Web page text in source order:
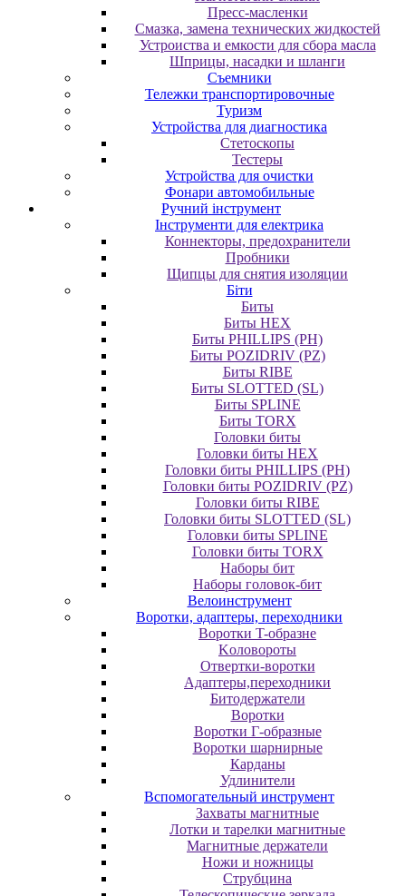
Пресс-масленки
Смазка, замена технических жидкостей
Устроиства и емкости для сбора масла
Шприцы, насадки и шланги
Съемники
Тележки транспортировочные
Туризм
Устройства для диагностика
Стетоскопы
Тестеры
Устройства для очистки
Фонари автомобильные
Ручний інструмент
Інструменти для електрика
Коннекторы, предохранители
Пробники
Щипцы для снятия изоляции
Біти
Биты
Биты HEX
Биты PHILLIPS (PH)
Биты POZIDRIV (PZ)
Биты RIBE
Биты SLOTTED (SL)
Биты SPLINE
Биты TORX
Головки биты
Головки биты HEX
Головки биты PHILLIPS (PH)
Головки биты POZIDRIV (PZ)
Головки биты RIBE
Головки биты SLOTTED (SL)
Головки биты SPLINE
Головки биты TORX
Наборы бит
Наборы головок-бит
Велоинструмент
Воротки, адаптеры, переходники
Bopoтки T-oбpaзне
Koлoвopoты
Oтвepтки-вopoтки
Адаптеры,переходники
Битодержатели
Воротки
Воротки Г-образные
Воротки шарнирные
Карданы
Удлинители
Вспомогательный инструмент
Захваты магнитные
Лотки и тарелки магнитные
Магнитные держатели
Ножи и ножницы
Струбцина